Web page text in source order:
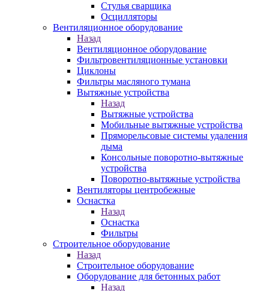
Стулья сварщика
Осцилляторы
Вентиляционное оборудование
Назад
Вентиляционное оборудование
Фильтровентиляционные установки
Циклоны
Фильтры масляного тумана
Вытяжные устройства
Назад
Вытяжные устройства
Мобильные вытяжные устройства
Пряморельсовые системы удаления
дыма
Консольные поворотно-вытяжные
устройства
Поворотно-вытяжные устройства
Вентиляторы центробежные
Оснастка
Назад
Оснастка
Фильтры
Строительное оборудование
Назад
Строительное оборудование
Оборудование для бетонных работ
Назад